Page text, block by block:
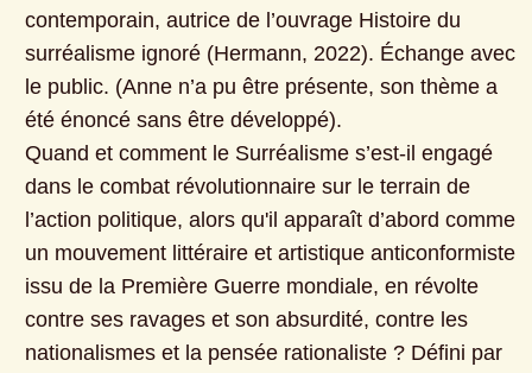
contemporain, autrice de l’ouvrage Histoire du
surréalisme ignoré (Hermann, 2022). Échange avec
le public. (Anne n’a pu être présente, son thème a
été énoncé sans être développé).
Quand et comment le Surréalisme s’est-il engagé
dans le combat révolutionnaire sur le terrain de
l’action politique, alors qu'il apparaît d’abord comme
un mouvement littéraire et artistique anticonformiste
issu de la Première Guerre mondiale, en révolte
contre ses ravages et son absurdité, contre les
nationalismes et la pensée rationaliste ? Défini par